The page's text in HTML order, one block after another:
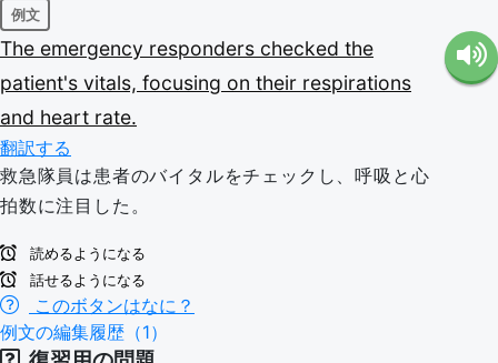
例文
The emergency responders checked the
patient's vitals, focusing on their respirations
and heart rate.
翻訳する
救急隊員は患者のバイタルをチェックし、呼吸と心
拍数に注目した。
読めるようになる
話せるようになる
このボタンはなに？
例文の編集履歴（1）